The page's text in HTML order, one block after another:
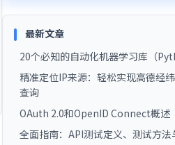
最新文章
20个必知的自动化机器学习库（
精准定位IP来源：轻松实现高德经
查询
OAuth 2.0和OpenID Connect概述
全面指南：API测试定义、测试方法